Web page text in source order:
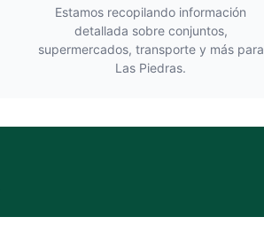
Estamos recopilando información
detallada sobre conjuntos,
supermercados, transporte y más para
Las Piedras.